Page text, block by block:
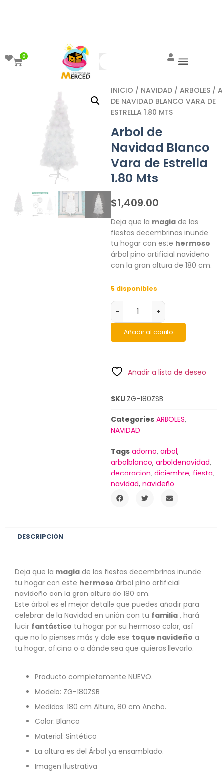
0
INICIO / NAVIDAD / ARBOLES /
DE NAVIDAD BLANCO VARA DE
ESTRELLA 1.80 MTS
Arbol de
Navidad Blanco
Vara de Estrella
1.80 Mts
$1,409.00
Deja que la magia de las
fiestas decembrinas inunde
tu hogar con este hermoso
árbol pino artificial navideño
con la gran altura de 180 cm.
5 disponibles
- +
Añadir al carrito
Añadir a lista de deseo
SKU ZG-180ZSB
Categories ARBOLES,
NAVIDAD
Tags adorno, arbol,
arbolblanco, arboldenavidad,
decoracion, diciembre, fiesta,
navidad, navideño
DESCRIPCIÓN
Deja que la magia de las fiestas decembrinas inunde
tu hogar con este hermoso árbol pino artificial
navideño con la gran altura de 180 cm.
Este árbol es el mejor detalle que puedes añadir para
celebrar de la Navidad en unión con tu familia , hará
lucir fantástico tu hogar por su hermoso color, así
que no lo pienses más y dale ese toque navideño a
tu hogar, oficina o a dónde sea que quieras llevarlo.
Producto completamente NUEVO.
Modelo: ZG-180ZSB
Medidas: 180 cm Altura, 80 cm Ancho.
Color: Blanco
Material: Sintético
La altura es del Árbol ya ensamblado.
Imagen Ilustrativa